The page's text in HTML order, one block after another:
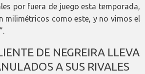
por fuera de juego esta temporada,
milimétricos como este, y no vimos el
DE NEGREIRA LLEVA
A SUS RIVALES